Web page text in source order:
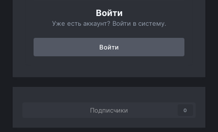
Войти
Уже есть аккаунт? Войти в систему.
Войти
Подписчики 0